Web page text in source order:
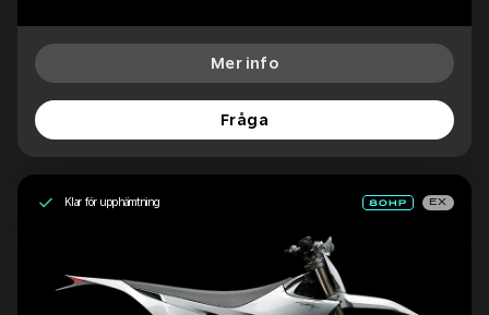
Mer info
Fråga
Klar för upphämtning EX